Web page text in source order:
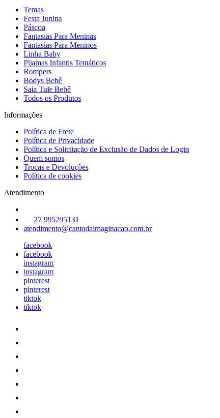
Temas
Festa Junina
Páscoa
Fantasias Para Meninas
Fantasias Para Meninos
Linha Baby
Pijamas Infantis Temáticos
Rompers
Bodys Bebê
Saia Tule Bebê
Todos os Produtos
Informações
Política de Frete
Política de Privacidade
Política e Solicitação de Exclusão de Dados de Login
Quem somos
Trocas e Devoluções
Política de cookies
Atendimento
27 995295131
atendimento@cantodaimaginacao.com.br
facebook
facebook
instagram
instagram
pinterest
pinterest
tiktok
tiktok